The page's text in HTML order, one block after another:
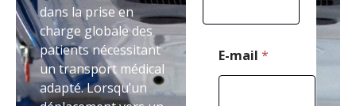
dans la prise en
charge globale des
patients nécessitant
un transport médical
adapté. Lorsqu’un
a
E-mail *